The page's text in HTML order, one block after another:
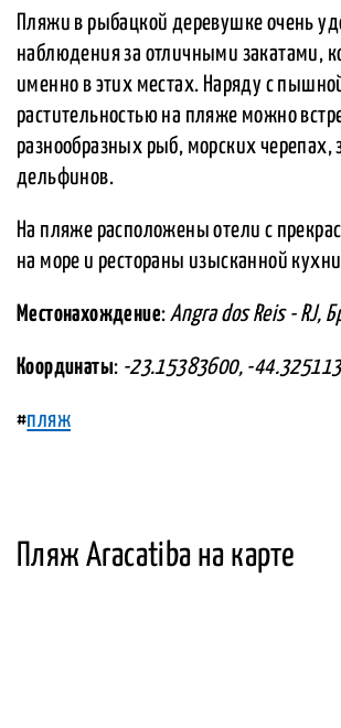
Пляжи в рыбацкой деревушке очень
наблюдения за отличными закатами,
именно в этих местах. Наряду с
растительностью на пляже можно
разнообразных рыб, морских черепах,
дельфинов.
На пляже расположены отели с
на море и рестораны изысканной
Местонахождение: Angra dos Reis - RJ,
Координаты: -23.15383600, -
#пляж
Пляж Aracatiba на карте